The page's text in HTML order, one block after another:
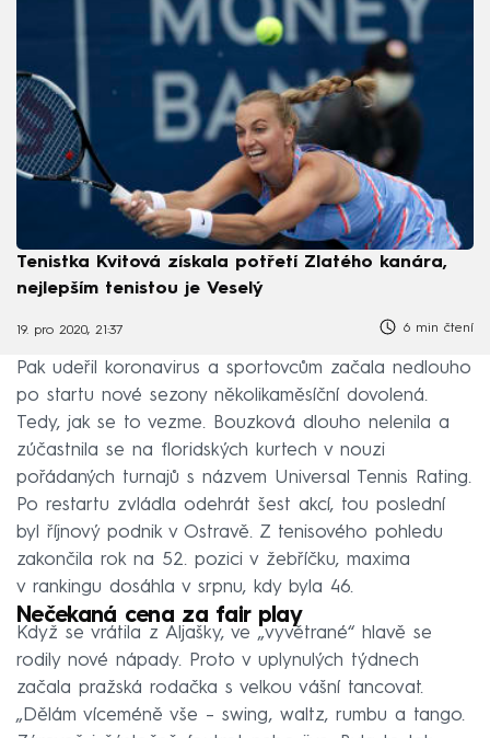
Tenistka Kvitová získala potřetí Zlatého kanára,
nejlepším tenistou je Veselý
19. pro 2020, 21:37 6 min čtení
Pak udeřil koronavirus a sportovcům začala nedlouho
po startu nové sezony několikaměsíční dovolená.
Tedy, jak se to vezme. Bouzková dlouho nelenila a
zúčastnila se na floridských kurtech v nouzi
pořádaných turnajů s názvem Universal Tennis Rating.
Po restartu zvládla odehrát šest akcí, tou poslední
byl říjnový podnik v Ostravě. Z tenisového pohledu
zakončila rok na 52. pozici v žebříčku, maxima
v rankingu dosáhla v srpnu, kdy byla 46.
Nečekaná cena za fair play
Když se vrátila z Aljašky, ve „vyvětrané“ hlavě se
rodily nové nápady. Proto v uplynulých týdnech
začala pražská rodačka s velkou vášní tancovat.
„Dělám víceméně vše – swing, waltz, rumbu a tango.